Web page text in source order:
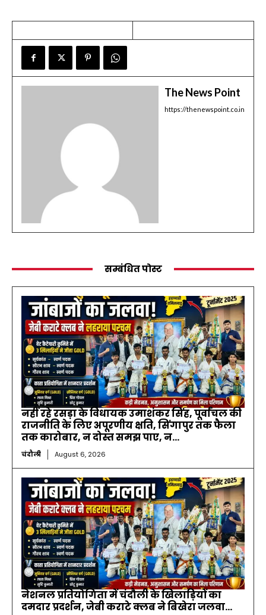
The News Point
https://thenewspoint.co.in
सम्बंधित पोस्ट
नहीं रहे रसड़ा के विधायक उमाशंकर सिंह, पूर्वांचल की
राजनीति के लिए अपूरणीय क्षति, सिंगापुर तक फैला
तक कारोबार, न दोस्त समझ पाए, न...
चंदौली August 6, 2026
नेशनल प्रतियोगिता में चंदौली के खिलाड़ियों का
दमदार प्रदर्शन, जेबी कराटे क्लब ने बिखेरा जलवा…